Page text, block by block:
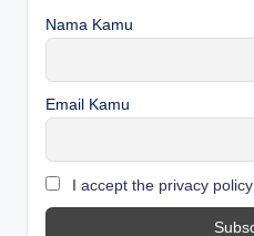
Nama Kamu
Email Kamu
I accept the privacy policy